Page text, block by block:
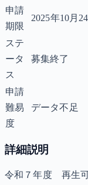
申請
期限
2025年10月
ステ
ータ
ス
募集終了
申請
難易
度
データ不足
詳細説明
令和７年度 再生